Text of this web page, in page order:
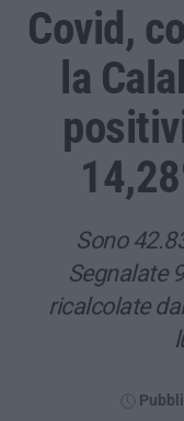
Covid,
la
Sono
Segnalate
ricalcolate